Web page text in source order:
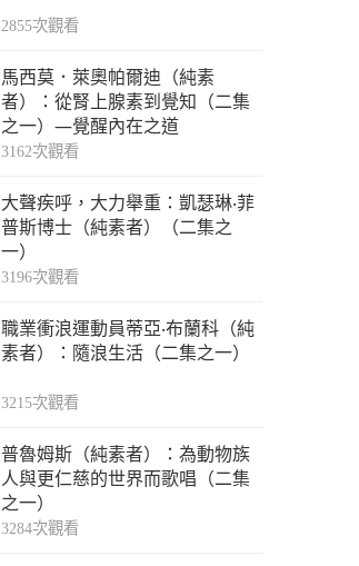
2855次觀看
馬西莫．萊奧帕爾迪（純素
者）：從腎上腺素到覺知（二集
之一）—覺醒內在之道
3162次觀看
大聲疾呼，大力舉重：凱瑟琳‧菲
普斯博士（純素者）（二集之
一）
3196次觀看
職業衝浪運動員蒂亞‧布蘭科（純
素者）：隨浪生活（二集之一）
3215次觀看
普魯姆斯（純素者）：為動物族
人與更仁慈的世界而歌唱（二集
之一）
3284次觀看